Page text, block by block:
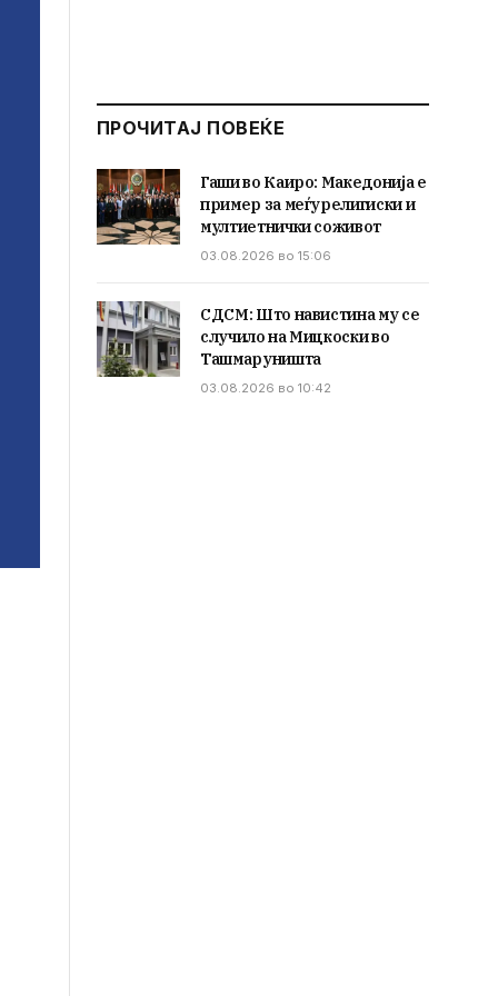
ПРОЧИТАЈ ПОВЕЌЕ
Гаши во Каиро: Македонија е
пример за меѓурелигиски и
мултиетнички соживот
03.08.2026 во 15:06
СДСМ: Што навистина му се
случило на Мицкоски во
Ташмаруништа
03.08.2026 во 10:42